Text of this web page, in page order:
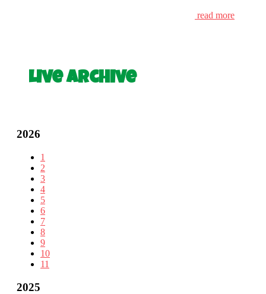
read more
Live Archive
2026
1
2
3
4
5
6
7
8
9
10
11
2025